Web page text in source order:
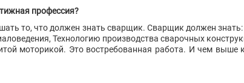
профессия?
то, что должен знать сварщик. Сварщик должен
Технологию производства сварочных
моторикой. Это востребованная работа. И чем